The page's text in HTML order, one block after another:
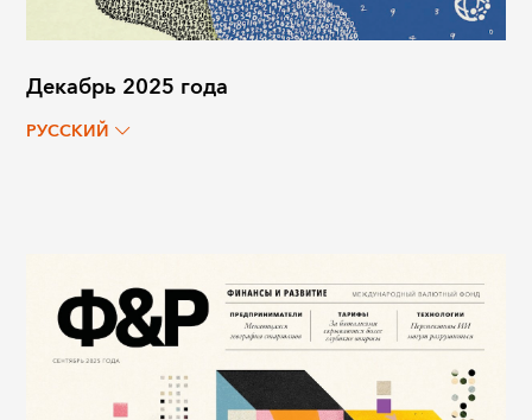
Декабрь 2025 года
РУССКИЙ